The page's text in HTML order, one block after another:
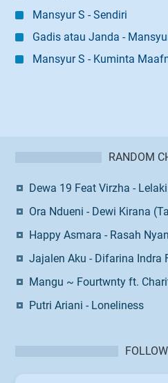
Mansyur S - Sendiri
Gadis atau Janda -
Mansyur S - Kuminta
RANDOM
Dewa 19 Feat Virzha -
Ora Ndueni - Dewi Kirana
Happy Asmara - Rasah
Jajalen Aku - Difarina Indra
Mangu ~ Fourtwnty ft.
Putri Ariani - Loneliness